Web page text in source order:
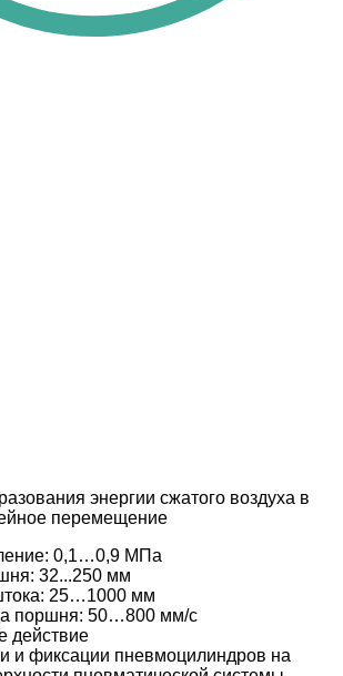
энергии сжатого воздуха в
перемещение
0,1…0,9 МПа
32...250 мм
25…1000 мм
поршня: 50…800 мм/c
действие
и фиксации пневмоцилиндров на